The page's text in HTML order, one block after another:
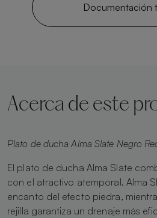
Documentación
Acerca de este
Plato de ducha Alma Slate Negro
El plato de ducha Alma Slate
con el atractivo atemporal. Alma
encanto del efecto piedra,
rejilla garantiza un drenaje más